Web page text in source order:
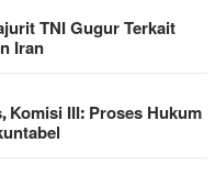
TNI Gugur Terkait
Iran
III: Proses Hukum